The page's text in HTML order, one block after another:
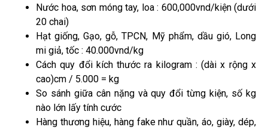
Nước hoa, sơn móng tay, loa : 600,000vnd/kiện (dưới
20 chai)
Hạt giống, Gạo, gỗ, TPCN, Mỹ phẩm, dầu gió, Long
mi giả, tốc : 40.000vnd/kg
Cách quy đổi kích thước ra kilogram : (dài x rộng x
cao)cm / 5.000 = kg
So sánh giữa cân nặng và quy đổi từng kiện, số kg
nào lớn lấy tính cước
Hàng thương hiệu, hàng fake như quần, áo, giày, dép,